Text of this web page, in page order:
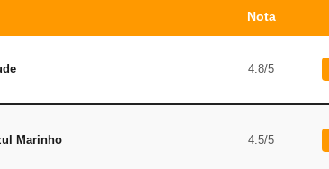
Nota
4.8/5
Marinho 4.5/5